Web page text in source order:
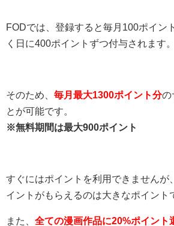
FODでは、登録すると毎月100ポイン
く日に400ポイントずつ付与されます。
そのため、 毎月最大1300ポイント分の
とが可能です。
※無料期間は最大900ポイント
すぐにはポイントを利用できませんが
イントがもらえるのは大きなポイント
また、 全ての漫画作品に20%ポイント